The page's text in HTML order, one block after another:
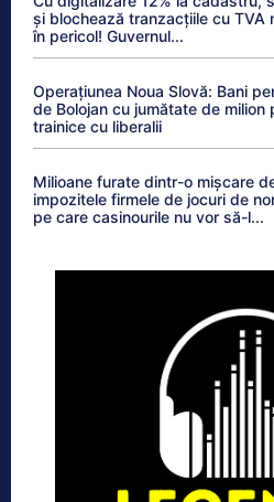
și blochează tranzacțiile cu TVA
în pericol! Guvernul...
Operațiunea Noua Slovă: Bani
de Bolojan cu jumătate de milion
trainice cu liberalii
Milioane furate dintr-o mișcare
impozitele firmele de jocuri de
pe care casinourile nu vor să-l...